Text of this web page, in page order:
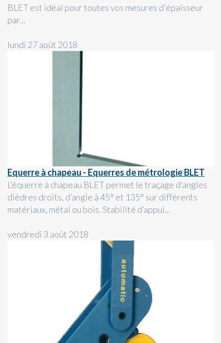
BLET est idéal pour toutes vos mesures d'épaisseur
par...
lundi 27 août 2018
Equerre à chapeau - Equerres de métrologie BLET
L’équerre à chapeau BLET permet le traçage d’angles
dièdres droits, d’angle à 45° et 135° sur différents
matériaux, métal ou bois. Stabilité d’appui...
vendredi 3 août 2018